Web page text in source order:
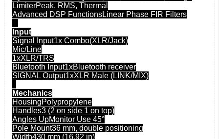
LimiterPeak, RMS, Thermal
Advanced DSP FunctionsLinear Phase FIR Filters
Input
Signal Input1x Combo(XLR/Jack)
Mic/Line
1xXLR/TRS
Bluetooth Input1xBluetooth receiver
SIGNAL Output1xXLR Male (LINK/MIX)
Mechanics
HousingPolypropylene
Handles3 (2 on side 1 on top)
Angles UpMonitor Use 45°
Pole Mount36 mm, double positioning
Width430 mm (16.92 in)